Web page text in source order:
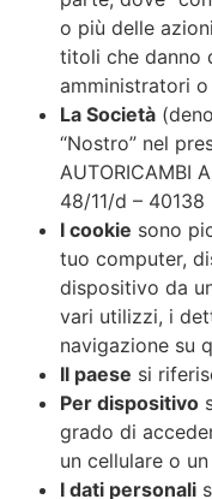
o più delle
titoli che danno
amministratori
La Società
“Nostro” nel
AUTORICAMBI
48/11/d – 40138
I cookie sono
tuo computer,
dispositivo da
vari utilizzi, i
navigazione su
Il paese si
Per dispositivo
grado di
un cellulare o
I dati personali